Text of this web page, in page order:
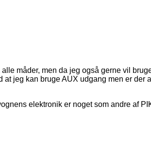
måder, men da jeg også gerne vil
jeg kan bruge AUX udgang men er der
elektronik er noget som andre af